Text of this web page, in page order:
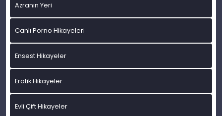
Azranın Yeri
Canlı Porno Hikayeleri
Ensest Hikayeler
Erotik Hikayeler
Evli Çift Hikayeler